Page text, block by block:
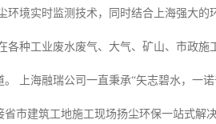
境实时监测技术，同时结合上海强大的
种工业废水废气、大气、矿山、市政施
上海融瑞公司一直秉承“矢志碧水，一
市建筑工地施工现场扬尘环保一站式解